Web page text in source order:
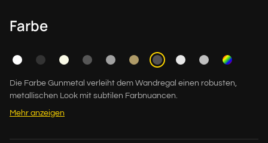
Farbe
Die Farbe Gunmetal verleiht dem Wandregal einen robusten,
metallischen Look mit subtilen Farbnuancen.
Mehr anzeigen